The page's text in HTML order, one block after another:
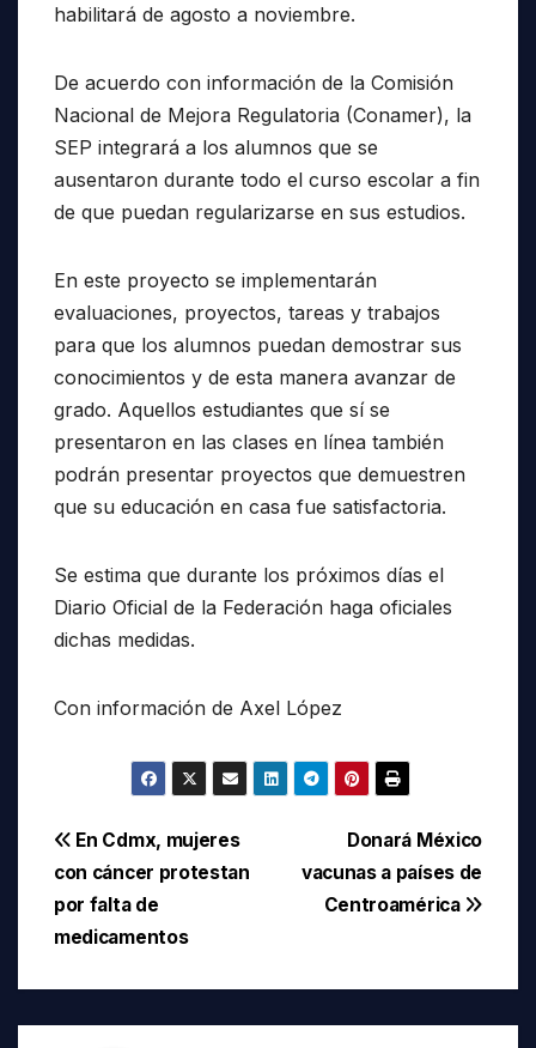
habilitará de agosto a noviembre.
De acuerdo con información de la Comisión
Nacional de Mejora Regulatoria (Conamer), la
SEP integrará a los alumnos que se
ausentaron durante todo el curso escolar a fin
de que puedan regularizarse en sus estudios.
En este proyecto se implementarán
evaluaciones, proyectos, tareas y trabajos
para que los alumnos puedan demostrar sus
conocimientos y de esta manera avanzar de
grado. Aquellos estudiantes que sí se
presentaron en las clases en línea también
podrán presentar proyectos que demuestren
que su educación en casa fue satisfactoria.
Se estima que durante los próximos días el
Diario Oficial de la Federación haga oficiales
dichas medidas.
Con información de Axel López
Navegación
de
entradas
Donará México
vacunas a países de
Centroamérica
En Cdmx, mujeres
con cáncer protestan
por falta de
medicamentos